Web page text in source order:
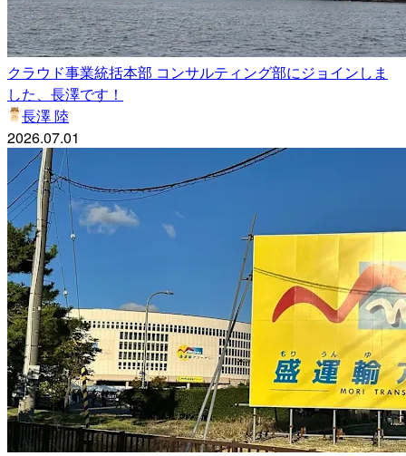
クラウド事業統括本部 コンサルティング部にジョインしま
した、長澤です！
長澤 陸
2026.07.01